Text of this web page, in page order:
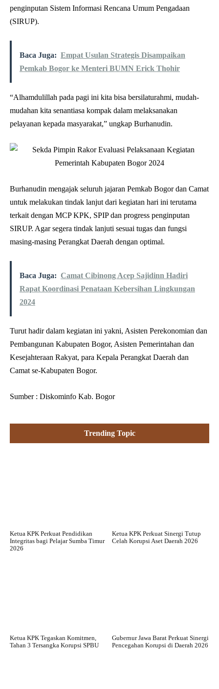
penginputan Sistem Informasi Rencana Umum Pengadaan
(SIRUP).
Baca Juga: Empat Usulan Strategis Disampaikan
Pemkab Bogor ke Menteri BUMN Erick Thohir
“Alhamdulillah pada pagi ini kita bisa bersilaturahmi, mudah-
mudahan kita senantiasa kompak dalam melaksanakan
pelayanan kepada masyarakat,” ungkap Burhanudin.
Burhanudin mengajak seluruh jajaran Pemkab Bogor dan Camat
untuk melakukan tindak lanjut dari kegiatan hari ini terutama
terkait dengan MCP KPK, SPIP dan progress penginputan
SIRUP. Agar segera tindak lanjuti sesuai tugas dan fungsi
masing-masing Perangkat Daerah dengan optimal.
Baca Juga: Camat Cibinong Acep Sajidinn Hadiri
Rapat Koordinasi Penataan Kebersihan Lingkungan
2024
Turut hadir dalam kegiatan ini yakni, Asisten Perekonomian dan
Pembangunan Kabupaten Bogor, Asisten Pemerintahan dan
Kesejahteraan Rakyat, para Kepala Perangkat Daerah dan
Camat se-Kabupaten Bogor.
Sumber : Diskominfo Kab. Bogor
Trending Topic
Ketua KPK Perkuat Pendidikan
Integritas bagi Pelajar Sumba Timur
2026
Ketua KPK Perkuat Sinergi Tutup
Celah Korupsi Aset Daerah 2026
Ketua KPK Tegaskan Komitmen,
Tahan 3 Tersangka Korupsi SPBU
Gubernur Jawa Barat Perkuat Sinergi
Pencegahan Korupsi di Daerah 2026